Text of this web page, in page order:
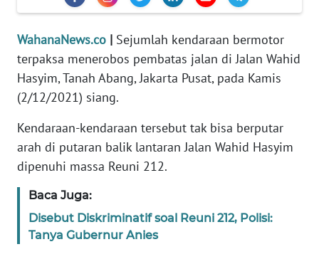
WahanaNews.co | Sejumlah kendaraan bermotor
terpaksa menerobos pembatas jalan di Jalan Wahid
Hasyim, Tanah Abang, Jakarta Pusat, pada Kamis
(2/12/2021) siang.
Kendaraan-kendaraan tersebut tak bisa berputar
arah di putaran balik lantaran Jalan Wahid Hasyim
dipenuhi massa Reuni 212.
Baca Juga:
Disebut Diskriminatif soal Reuni 212, Polisi:
Tanya Gubernur Anies
EDITORIAL
Informasi
BERITA
KONTAK
INFO
IKLAN